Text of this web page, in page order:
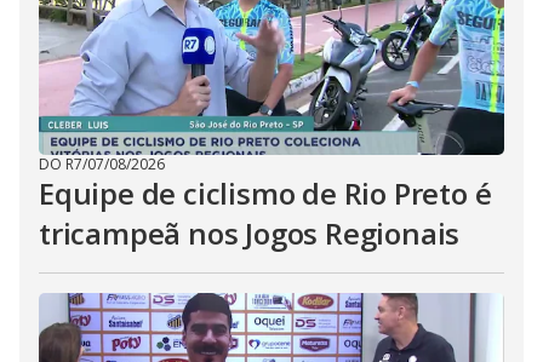
DO R7/07/08/2026
Equipe de ciclismo de Rio Preto é
tricampeã nos Jogos Regionais